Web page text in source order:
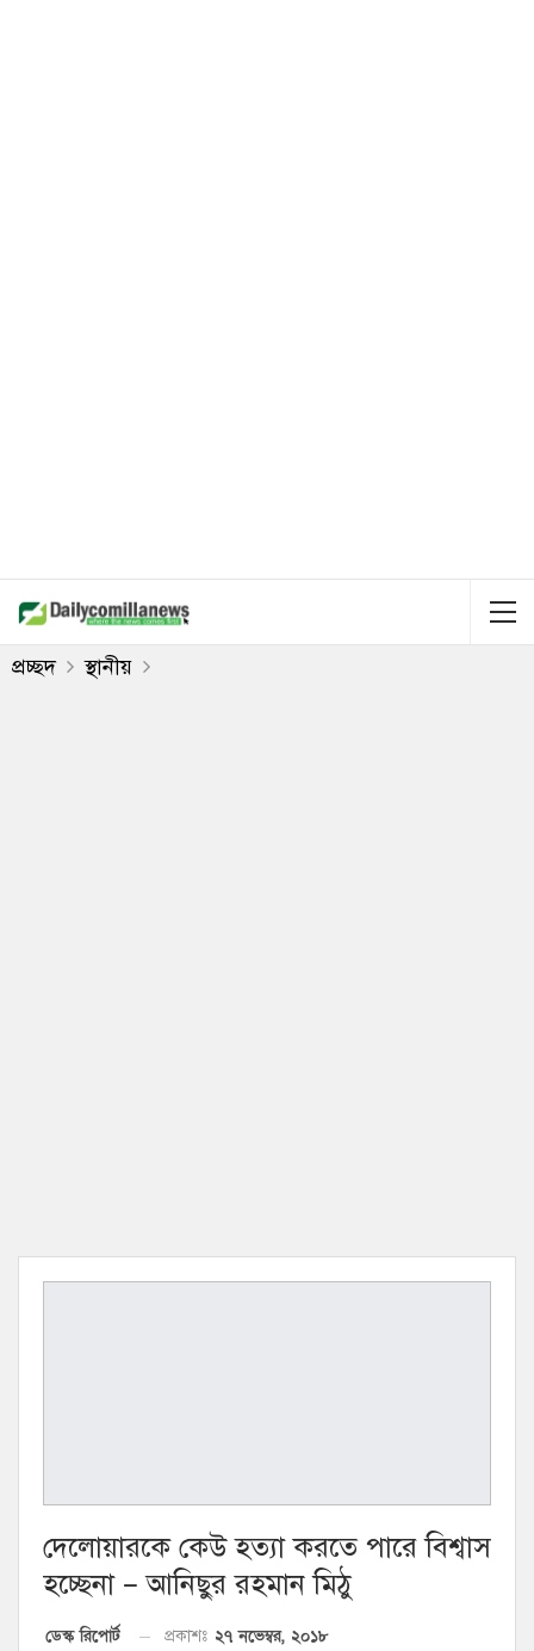
প্রচ্ছদ স্থানীয়
দেলোয়ারকে কেউ হত্যা করতে পারে বিশ্বাস
হচ্ছেনা – আনিছুর রহমান মিঠু
ডেস্ক রিপোর্ট প্রকাশঃ ২৭ নভেম্বর, ২০১৮